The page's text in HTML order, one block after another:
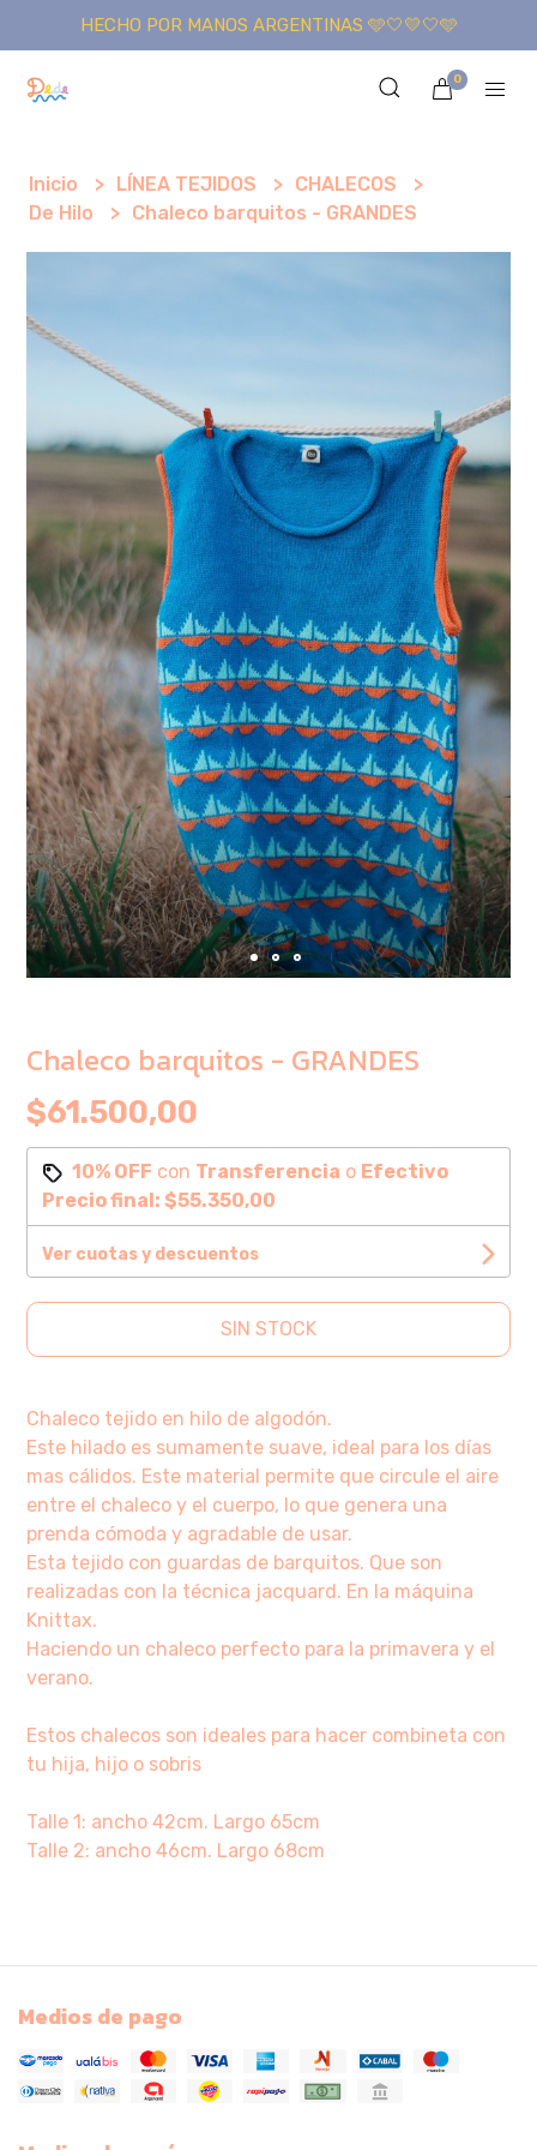
HECHO POR MANOS ARGENTINAS 🩵🤍💛🤍🩵
0
Inicio LÍNEA TEJIDOS
CHALECOS
De Hilo
Chaleco barquitos - GRANDES
Chaleco barquitos - GRANDES
$61.500,00
10% OFF con Transferencia o Efectivo
Precio final:$55.350,00
Ver cuotas y descuentos
SIN STOCK
Chaleco tejido en hilo de algodón.
Este hilado es sumamente suave, ideal para los días
mas cálidos. Este material permite que circule el aire
entre el chaleco y el cuerpo, lo que genera una
prenda cómoda y agradable de usar.
Esta tejido con guardas de barquitos. Que son
realizadas con la técnica jacquard. En la máquina
Knittax.
Haciendo un chaleco perfecto para la primavera y el
verano.
Estos chalecos son ideales para hacer combineta con
tu hija, hijo o sobris
Talle 1: ancho 42cm. Largo 65cm
Talle 2: ancho 46cm. Largo 68cm
Medios de pago